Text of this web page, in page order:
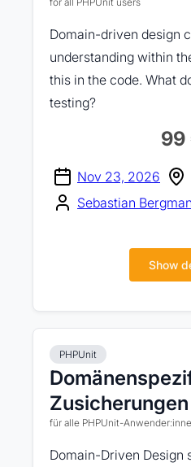
Domain-driven design
understanding within
this in the code. What
testing?
99
Nov 23, 2026
Sebastian
Show
PHPUnit
für alle PHPUnit-
Domain-Driven Design